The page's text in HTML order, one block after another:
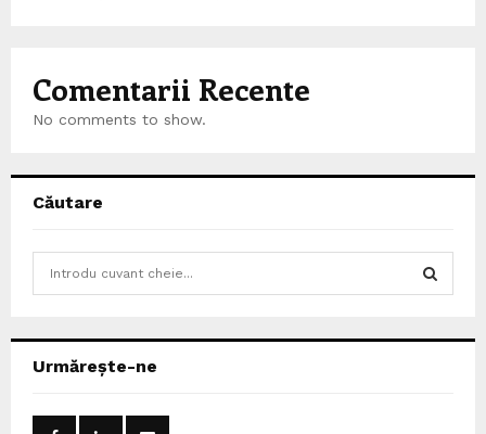
Comentarii Recente
No comments to show.
Căutare
h
Urmărește-ne